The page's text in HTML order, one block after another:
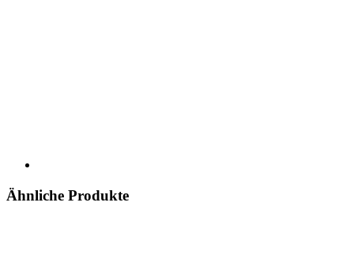
Ähnliche Produkte